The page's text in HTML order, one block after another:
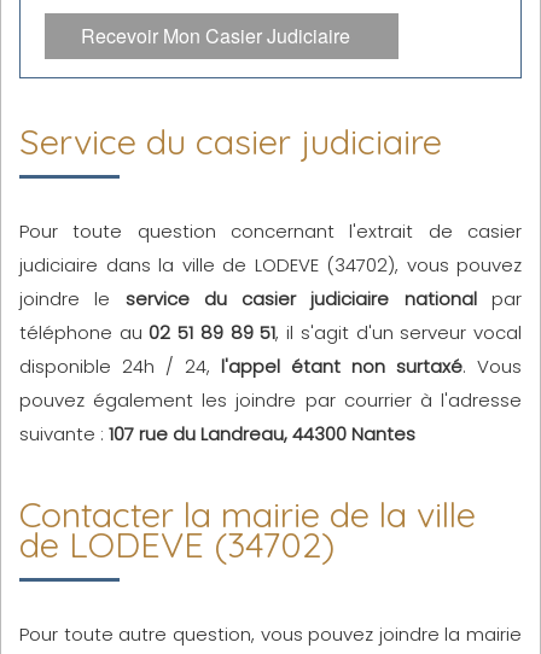
Recevoir Mon Casier Judiciaire
Service du casier judiciaire
Pour toute question concernant l'extrait de casier
judiciaire dans la ville de LODEVE (34702), vous pouvez
joindre le service du casier judiciaire nationalpar
téléphone au 02 51 89 89 51, il s'agit d'un serveur vocal
disponible 24h / 24, l'appel étant non surtaxé. Vous
pouvez également les joindre par courrier à l'adresse
suivante : 107 rue du Landreau, 44300 Nantes
Contacter la mairie de la ville
de LODEVE (34702)
Pour toute autre question, vous pouvez joindre la mairie